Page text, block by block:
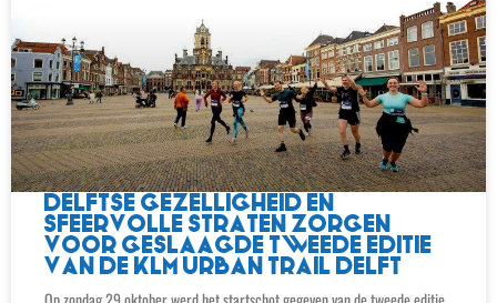
DELFTSE GEZELLIGHEID EN
SFEERVOLLE STRATEN ZORGEN
VOOR GESLAAGDE TWEEDE EDITIE
VAN DE KLM URBAN TRAIL DELFT